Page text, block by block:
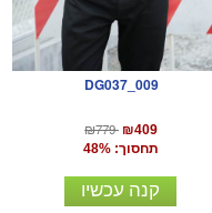
DG037_009
₪779 ₪409
תחסוך: 48%
קנה עכשיו